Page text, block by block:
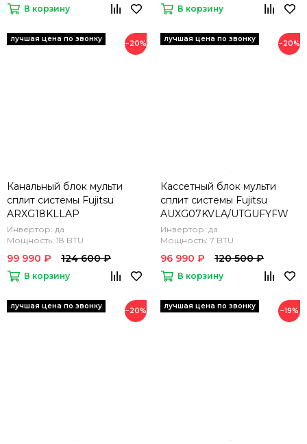
В корзину В корзину
−20%
Канальный блок мульти
сплит системы Fujitsu
ARXG18KLLAP
Инвертор: да
Мощность: 18 BTU
99 990 ₽ 124 600 ₽
В корзину
−20%
Кассетный блок мульти
сплит системы Fujitsu
AUXG07KVLA/UTGUFYFW
Инвертор: да
Мощность: 7 BTU
96 990 ₽ 120 500 ₽
В корзину
−20% −19%